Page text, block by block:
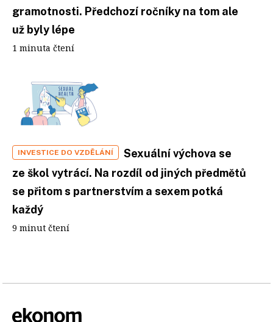
gramotnosti. Předchozí ročníky na tom ale
už byly lépe
1 minuta čtení
INVESTICE DO VZDĚLÁNÍ
Sexuální výchova se
ze škol vytrácí. Na rozdíl od jiných předmětů
se přitom s partnerstvím a sexem potká
každý
9 minut čtení